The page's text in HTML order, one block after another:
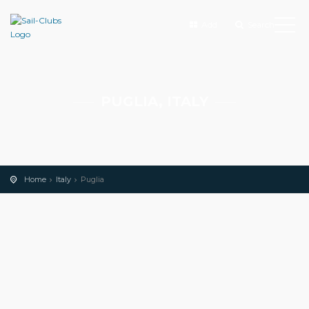
Home Italy Puglia